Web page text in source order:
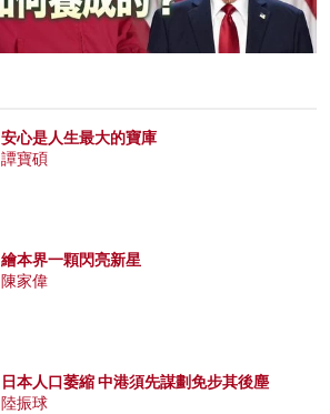
安心是人生最大的寶庫
譚寶碩
繪本界一顆閃亮新星
陳家偉
日本人口萎縮 中港須先謀劃免步其後塵
陸振球